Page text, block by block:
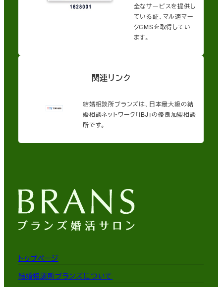
全なサービスを提供し
ている証、マル適マー
クCMSを取得してい
ます。
関連リンク
結婚相談所ブランズは、日本最大級の結
婚相談ネットワーク「IBJ」の優良加盟相談
所です。
トップページ
結婚相談所ブランズについて